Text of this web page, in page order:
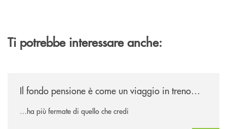
Ti potrebbe interessare anche:
Il fondo pensione è come un viaggio in treno…
…ha più fermate di quello che credi